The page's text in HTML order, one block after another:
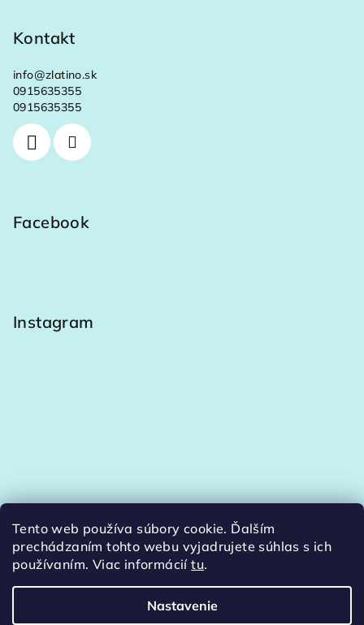
Tento web používa súbory cookie. Ďalším
prechádzaním tohto webu vyjadrujete súhlas s ich
používaním. Viac informáciítu.
Nastavenie
Kontakt
info@zlatino.sk
0915635355
0915635355
Facebook
Instagram
Sledovať na Instagrame